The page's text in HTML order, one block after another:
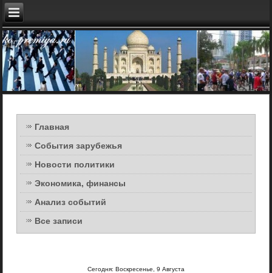
Главная
События зарубежья
Новости политики
Экономика, финансы
Анализ событий
Все записи
Сегодня: Воскресенье, 9 Августа